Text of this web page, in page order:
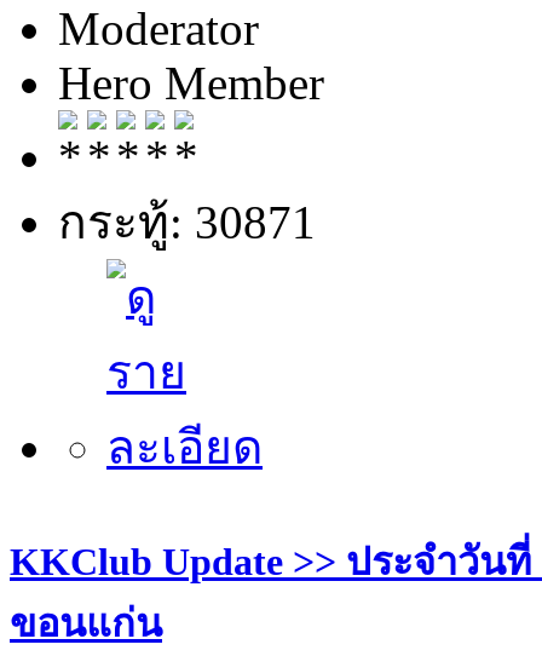
Moderator
Hero Member
กระทู้: 30871
KKClub Update >> ประจำวันที่
ขอนแก่น